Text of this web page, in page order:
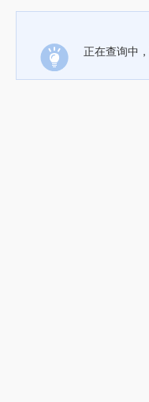
正在查询中